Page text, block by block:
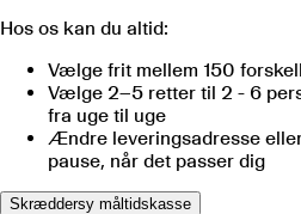
Hos os kan du altid:
Vælge frit mellem 150
Vælge 2–5 retter til 2 - 6
fra uge til uge
Ændre leveringsadresse
pause, når det passer dig
Skræddersy måltidskasse